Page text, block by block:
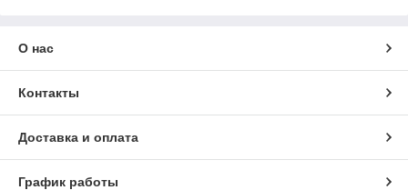
О нас
Контакты
Доставка и оплата
График работы